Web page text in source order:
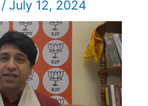
/July 12, 2024